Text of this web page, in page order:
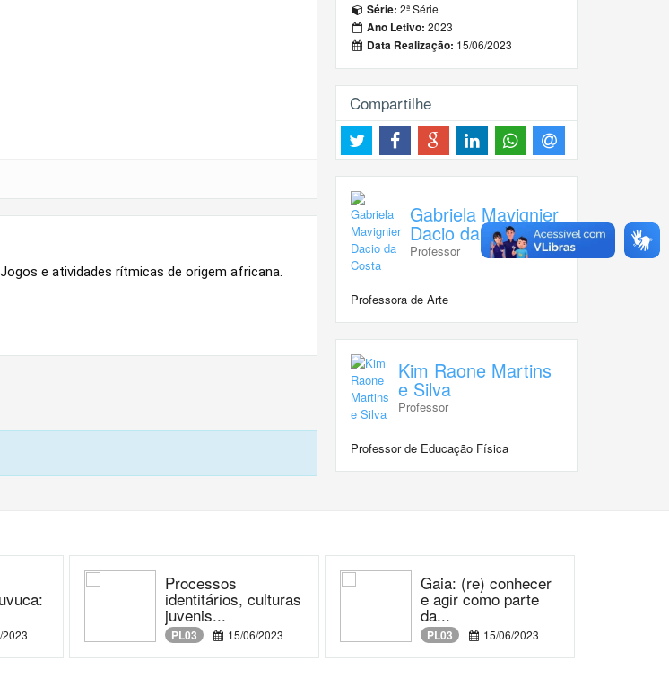
e atividades rítmicas de origem africana.
Série: 2ª Série
Ano Letivo: 2023
Data Realização: 15/06/2023
Compartilhe
Gabriela Mavignier
Dacio da Costa
Professor
Professora de Arte
Kim Raone Martins
e Silva
Professor
Professor de Educação Física
2023
Processos
identitários, culturas
juvenis...
PL03 15/06/2023
Gaia: (re) conhecer
e agir como parte
da...
PL03 15/06/2023